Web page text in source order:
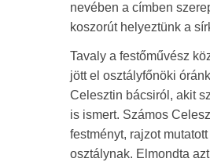
nevében a címben
koszorút helyeztünk a
Tavaly a festőművész
jött el osztályfőnöki
Celesztin bácsiról, akit
is ismert. Számos
festményt, rajzot mutatott
osztálynak. Elmondta